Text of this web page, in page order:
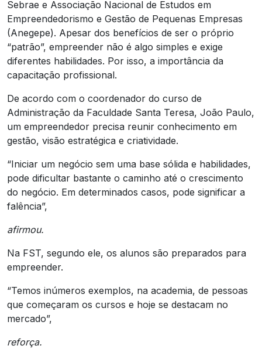
Sebrae e Associação Nacional de Estudos em
Empreendedorismo e Gestão de Pequenas Empresas
(Anegepe). Apesar dos benefícios de ser o próprio
“patrão”, empreender não é algo simples e exige
diferentes habilidades. Por isso, a importância da
capacitação profissional.
De acordo com o coordenador do curso de
Administração da Faculdade Santa Teresa, João Paulo,
um empreendedor precisa reunir conhecimento em
gestão, visão estratégica e criatividade.
“Iniciar um negócio sem uma base sólida e habilidades,
pode dificultar bastante o caminho até o crescimento
do negócio. Em determinados casos, pode significar a
falência”,
afirmou.
Na FST, segundo ele, os alunos são preparados para
empreender.
“Temos inúmeros exemplos, na academia, de pessoas
que começaram os cursos e hoje se destacam no
mercado”,
reforça.